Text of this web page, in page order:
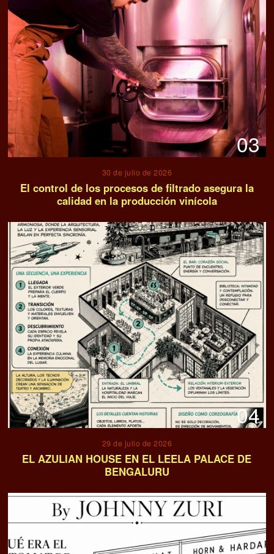
03
30 de julio de 2026
El control de los procesos de filtrado asegura la
calidad en la producción vinícola
04
29 de julio de 2026
EL AZULIAN HOUSE EN EL LEELA PALACE DE
BENGALURU